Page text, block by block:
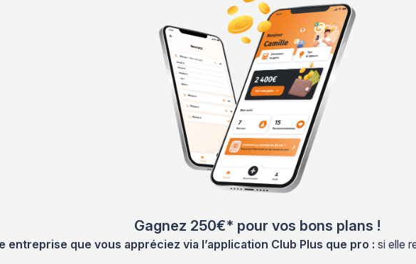
Gagnez 250€* pour vos bons plans !
entreprise que vous appréciez via l’application Club Plus que pro : si elle